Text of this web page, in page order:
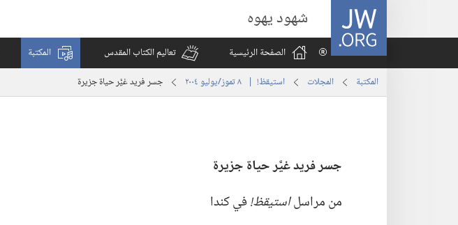
JW.ORG شهود يهوه
الصفحة الرئيسية
تعاليم الكتاب المقدس المكتبة
المكتبة المجلات استيقظ‏!‏ | ‏‎ ٨‏ ‏‎تموز/يوليو‏ ‎٢٠٠٤ جسر فريد غيَّر حياة جزيرة
جسر فريد غيَّر حياة جزيرة
من مراسلاستيقظ!‏في كندا